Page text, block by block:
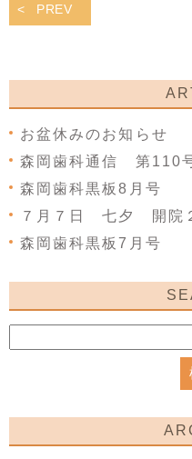
PREV
お盆休みのお知らせ
森岡歯科通信 第110
森岡歯科黒板8月号
７月７日 七夕 開院
森岡歯科黒板7月号